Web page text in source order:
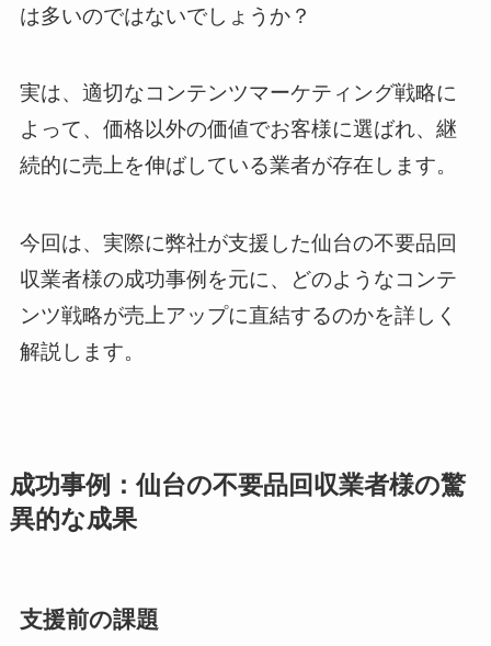
は多いのではないでしょうか？
実は、適切なコンテンツマーケティング戦略に
よって、価格以外の価値でお客様に選ばれ、継
続的に売上を伸ばしている業者が存在します。
今回は、実際に弊社が支援した仙台の不要品回
収業者様の成功事例を元に、どのようなコンテ
ンツ戦略が売上アップに直結するのかを詳しく
解説します。
成功事例：仙台の不要品回収業者様の驚
異的な成果
支援前の課題